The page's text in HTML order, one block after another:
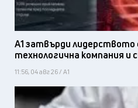
А1 затвърди
технологична компания
11:56, 04 авг 26 / А1